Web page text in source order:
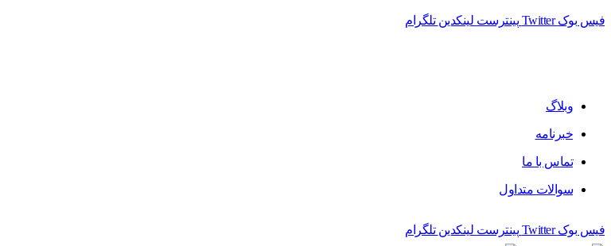
فیس بوک Twitter پینترست لینکدین تلگرام
وبلاگ
خبرنامه
تماس با ما
سوالات متداول
فیس بوک Twitter پینترست لینکدین تلگرام